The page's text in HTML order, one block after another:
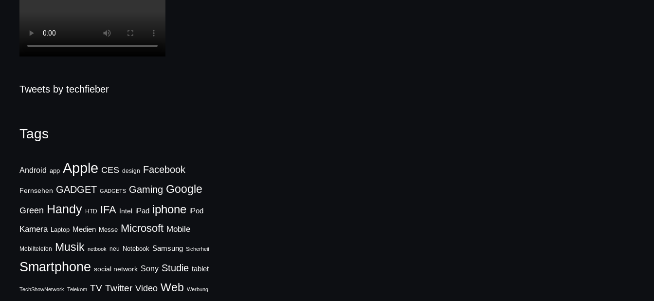
Tweets by techfieber
Tags
Android app Apple CES design Facebook
Fernsehen GADGET GADGETS Gaming Google
Green Handy HTD IFA Intel iPad iphone iPod
Kamera Laptop Medien Messe Microsoft Mobile
Mobiltelefon Musik netbook neu Notebook Samsung Sicherheit
Smartphone social network Sony Studie tablet
TechShowNetwork Telekom TV Twitter Video Web Werbung